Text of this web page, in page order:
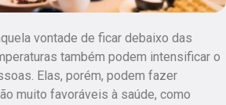
vontade de ficar debaixo das
também podem intensificar o
Elas, porém, podem fazer
muito favoráveis à saúde, como